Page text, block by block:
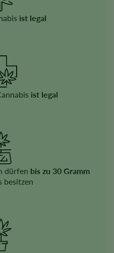
ist legal
ist legal
dürfen bis zu 30 Gramm
besitzen